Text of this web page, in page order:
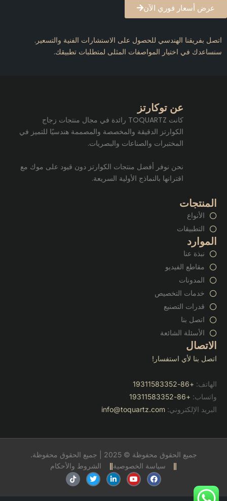
عرض أسعار فوري الآن
اتصل بفريقنا الهندسي للحصول على الاستشارات الفنية والتسعير.
سنساعدك في اختيار المواصفات المثلى لمتطلبات تطبيقك.
عن توكارتز
كانت TOQUARTZ رائدة في مجال منتجات زجاج
الكوارتز الدقيقة والمخصصة والمصممة هندسيًا للتميز في
المختبرات والصناعات والبصريات.
نحن نوفر أفضل منتجات الكوارتز دون قيود على موك مع
اقترانها بالنماذج الأولية السريعة.
المنتجات
الأنواع
التطبيقات
الموارد
نبذة عنا
مقاطع الفيديو
المدونات
خدمات التخصيص
قدرات التصنيع
اتصل بنا
الأسئلة الشائعة
الاتصال
اتصل بنا لأي استفسار!
الهاتف: +86-19311583352
واتساب: +86-19311583352
البريد الإلكتروني: info@toquartz.com
جميع الحقوق محفوظة © 2025 | جميع الحقوق محفوظة.
سياسة الخصوصية
الشروط والأحكام
ف
ي
س
ي
و
ت
ل
ي
ن
ت
و
ي
ت
ي
ك